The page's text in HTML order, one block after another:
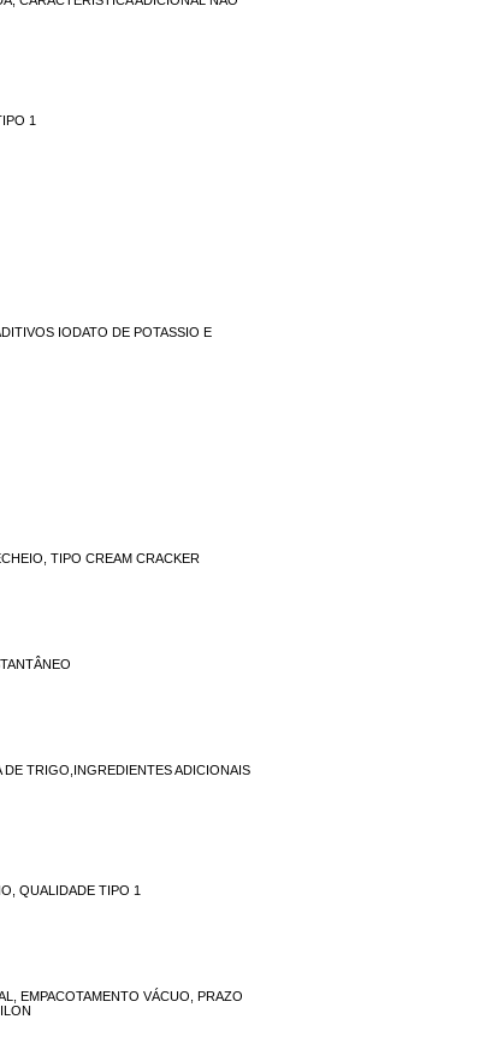
1
IODATO DE POTASSIO E
TIPO CREAM CRACKER
DE TRIGO,INGREDIENTES ADICIONAIS
QUALIDADE TIPO 1
EMPACOTAMENTO VÁCUO, PRAZO